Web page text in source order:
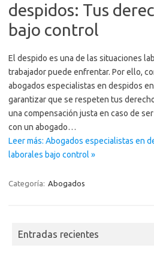
despidos: Tus
bajo control
El despido es una de las situaciones
trabajador puede enfrentar. Por ello,
abogados especialistas en despidos
garantizar que se respeten tus
una compensación justa en caso de
con un abogado…
Leer más: Abogados especialistas en
laborales bajo control »
Categoría: Abogados
Entradas recientes